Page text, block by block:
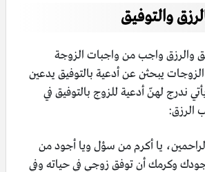
والتوفيق
والرزق واجب من واجبات الزوجة
يبحثن عن أدعية بالتوفيق يدعين
ندرج لهنّ أدعية للزوج بالتوفيق في
الرزق:
يا أكرم من سؤل ويا أجود من
وكرمك أن توفق زوجي في حياته وفي